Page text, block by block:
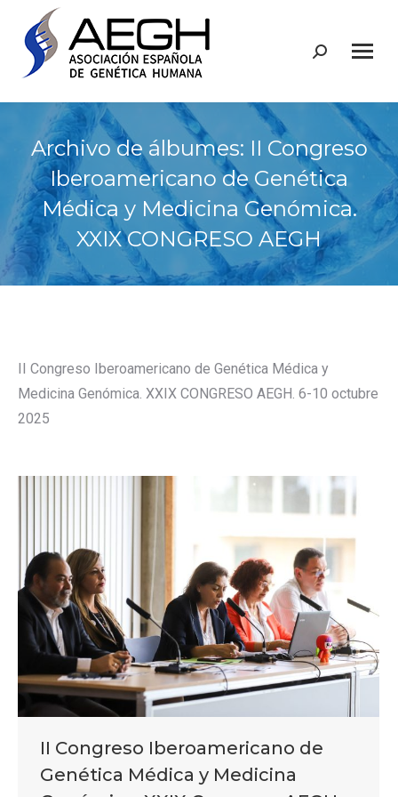
Buscar:
Archivo de álbumes: II Congreso
Iberoamericano de Genética
Médica y Medicina Genómica.
XXIX CONGRESO AEGH
II Congreso Iberoamericano de Genética Médica y
Medicina Genómica. XXIX CONGRESO AEGH. 6-10 octubre
2025
II Congreso Iberoamericano de
Genética Médica y Medicina